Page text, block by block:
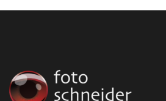
E-Mail-Adresse*